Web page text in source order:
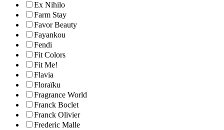
Ex Nihilo
Farm Stay
Favor Beauty
Fayankou
Fendi
Fit Colors
Fit Me!
Flavia
Floraïku
Fragrance World
Franck Boclet
Franck Olivier
Frederic Malle